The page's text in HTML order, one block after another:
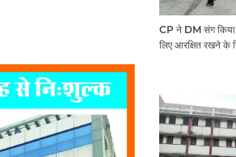
CP ने DM संग किया
लिए आरक्षित रखने के